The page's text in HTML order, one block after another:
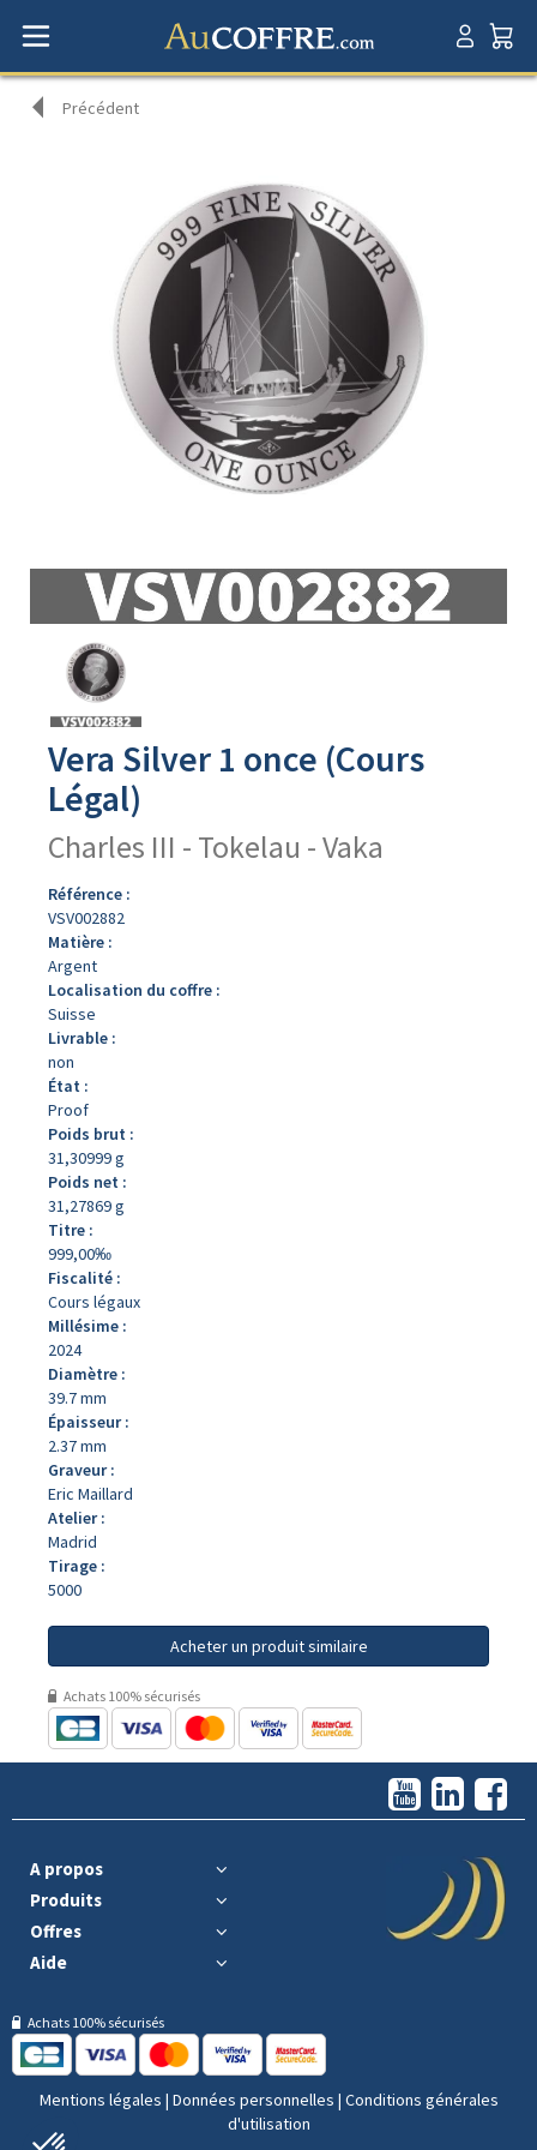
Précédent
produit
Vera Silver 1 once (Cours
Légal)
Charles III - Tokelau - Vaka
Référence :
VSV002882
Matière :
Argent
Localisation du coffre :
Suisse
Livrable :
non
État :
Proof
Poids brut :
31,30999 g
Poids net :
31,27869 g
Titre :
999,00‰
Fiscalité :
Cours légaux
Millésime :
2024
Diamètre :
39.7 mm
Épaisseur :
2.37 mm
Graveur :
Eric Maillard
Atelier :
Madrid
Tirage :
5000
Acheter un produit similaire
Achats 100% sécurisés
A propos
Produits
Offres
Aide
Achats 100% sécurisés
Mentions légales | Données personnelles | Conditions générales
d'utilisation